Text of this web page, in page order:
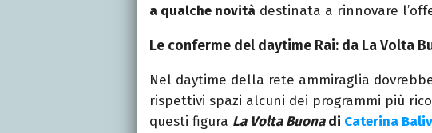
a qualche novità destinata a rinnovare
Le conferme del daytime Rai: da La Volta
Nel daytime della rete ammiraglia
rispettivi spazi alcuni dei programmi più
questi figura La Volta Buonadi Caterina